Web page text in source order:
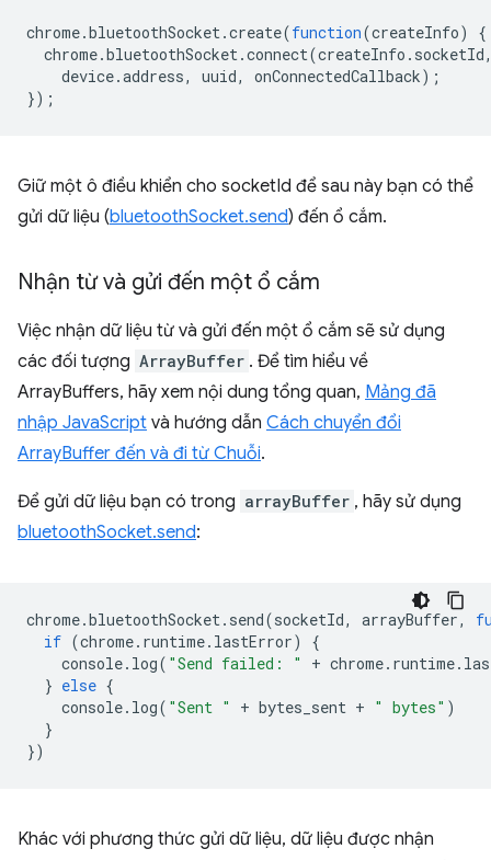
chrome.bluetoothSocket.create(function(createInfo)
{
chrome.bluetoothSocket.connect(createInfo . socketId
device.address, uuid, onConnectedCallback);
});
Giữ một ô điều khiển cho socketId để sau này bạn có thể
gửi dữ liệu (bluetoothSocket.send) đến ổ cắm.
Nhận từ và gửi đến một ổ cắm
Việc nhận dữ liệu từ và gửi đến một ổ cắm sẽ sử dụng
các đối tượng ArrayBuffer . Để tìm hiểu về
ArrayBuffers, hãy xem nội dung tổng quan, Mảng đã
nhập JavaScript và hướng dẫn Cách chuyển đổi
ArrayBuffer đến và đi từ Chuỗi.
Để gửi dữ liệu bạn có trong arrayBuffer , hãy sử dụng
bluetoothSocket.send:
chrome.bluetoothSocket. send(socketId, arrayBuffer,
if (chrome. runtime. lastError)
{
console. log( "Send failed: " + chrome. runtime.
} else {
console. log( "Sent " + bytes_sent + " bytes" )
}
})
Khác với phương thức gửi dữ liệu, dữ liệu được nhận